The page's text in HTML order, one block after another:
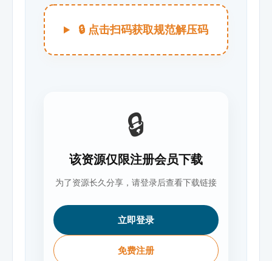
🔒 点击扫码获取规范解压码
🔒
该资源仅限注册会员下载
为了资源长久分享，请登录后查看下载链接
立即登录
免费注册